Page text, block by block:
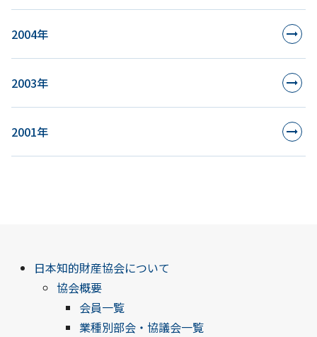
2004年
2003年
2001年
日本知的財産協会について
協会概要
会員一覧
業種別部会・協議会一覧